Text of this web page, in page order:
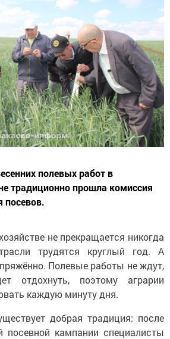
полевых работ в
традиционно прошла комиссия
посевов.
не прекращается никогда
трудятся круглый год. А
Полевые работы не ждут,
отдохнуть, поэтому аграрии
каждую минуту дня.
добрая традиция: после
посевной кампании специалисты